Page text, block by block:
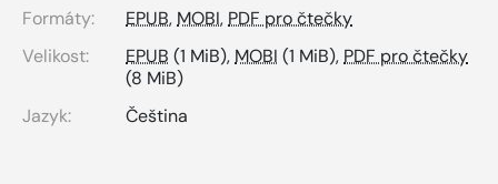
Formáty: EPUB, MOBI, PDF pro čtečky
Velikost:
EPUB (1 MiB), MOBI (1 MiB), PDF pro čtečky
(8 MiB)
Jazyk:
Čeština